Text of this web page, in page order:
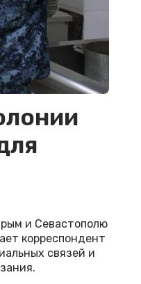
и Севастополю
корреспондент
связей и